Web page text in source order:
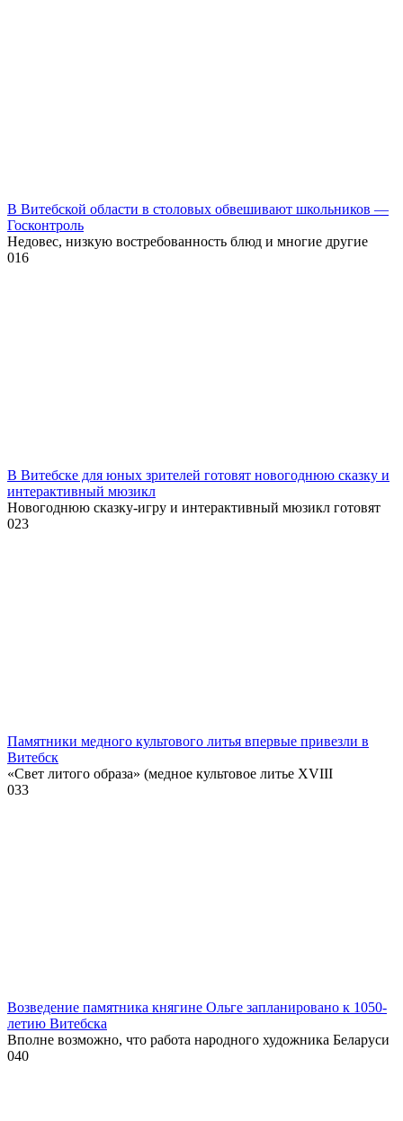
В Витебской области в столовых обвешивают школьников —
Госконтроль
Недовес, низкую востребованность блюд и многие другие
016
В Витебске для юных зрителей готовят новогоднюю сказку и
интерактивный мюзикл
Новогоднюю сказку-игру и интерактивный мюзикл готовят
023
Памятники медного культового литья впервые привезли в
Витебск
«Свет литого образа» (медное культовое литье XVIII
033
Возведение памятника княгине Ольге запланировано к 1050-
летию Витебска
Вполне возможно, что работа народного художника Беларуси
040